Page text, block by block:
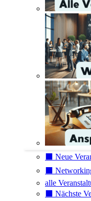
⬛️ Neue
⬛️
alle
⬛️ Nächste